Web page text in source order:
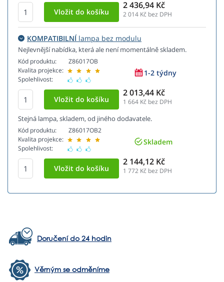
2 436,94 Kč
2 014 Kč bez DPH
KOMPATIBILNÍlampa bez modulu
Nejlevnější nabídka, která ale není momentálně skladem.
Kód produktu:
Kvalita projekce:
Spolehlivost:
Z86017OB
1-2 týdny
2 013,44 Kč
1 664 Kč bez DPH
Stejná lampa, skladem, od jiného dodavatele.
Kód produktu:
Kvalita projekce:
Spolehlivost:
Z86017OB2
Skladem
2 144,12 Kč
1 772 Kč bez DPH
Doručení do 24 hodin
Věrným se odměníme